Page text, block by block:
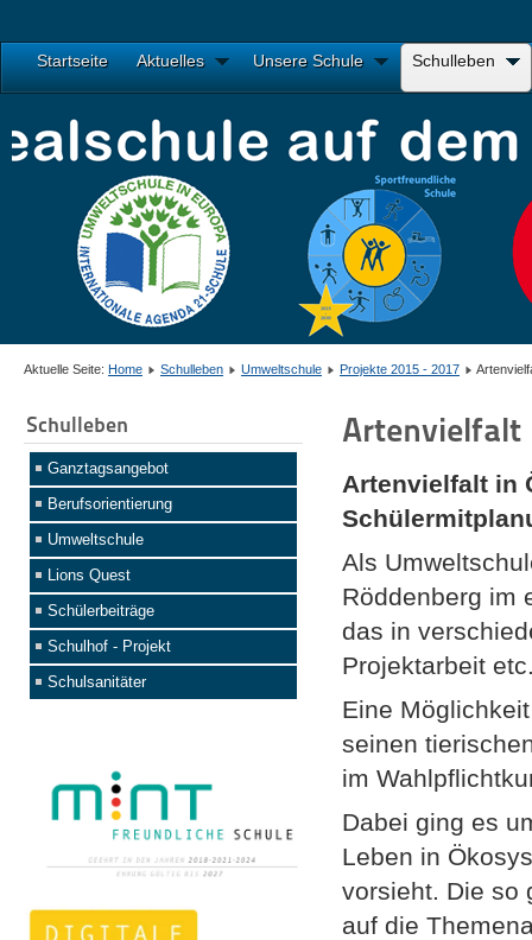
Startseite Aktuelles Unsere Schule Schulleben
Aktuelle Seite: Home Schulleben Umweltschule Projekte 2015 - 2017
Schulleben
Ganztagsangebot
Berufsorientierung
Umweltschule
Lions Quest
Schülerbeiträge
Schulhof - Projekt
Schulsanitäter
Artenvielfalt
Artenvielfalt in
Als
Röddenberg im
das in
Projektarbeit
Eine
seinen
im
Dabei ging es
Leben in
vorsieht. Die so
auf die